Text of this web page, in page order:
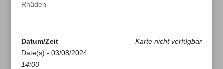
Rhüden
Karte nicht verfügbar
Datum/Zeit
Date(s) - 03/08/2024
14:00